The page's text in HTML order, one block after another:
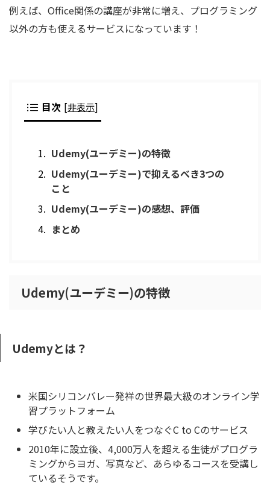
例えば、Office関係の講座が非常に増え、プログラミング
以外の方も使えるサービスになっています！
目次 [非表示]
Udemy(ユーデミー)の特徴
Udemy(ユーデミー)で抑えるべき3つの
こと
Udemy(ユーデミー)の感想、評価
まとめ
Udemy(ユーデミー)の特徴
Udemyとは？
米国シリコンバレー発祥の世界最大級のオンライン学
習プラットフォーム
学びたい人と教えたい人をつなぐC to Cのサービス
2010年に設立後、4,000万人を超える生徒がプログラ
ミングからヨガ、写真など、あらゆるコースを受講し
ているそうです。